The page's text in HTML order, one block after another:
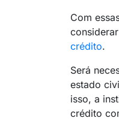
Com
crédito.
Será
estado
isso, a
crédito